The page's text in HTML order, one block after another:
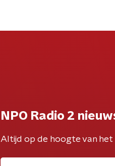
NPO Radio 2
Altijd op de hoogte van het